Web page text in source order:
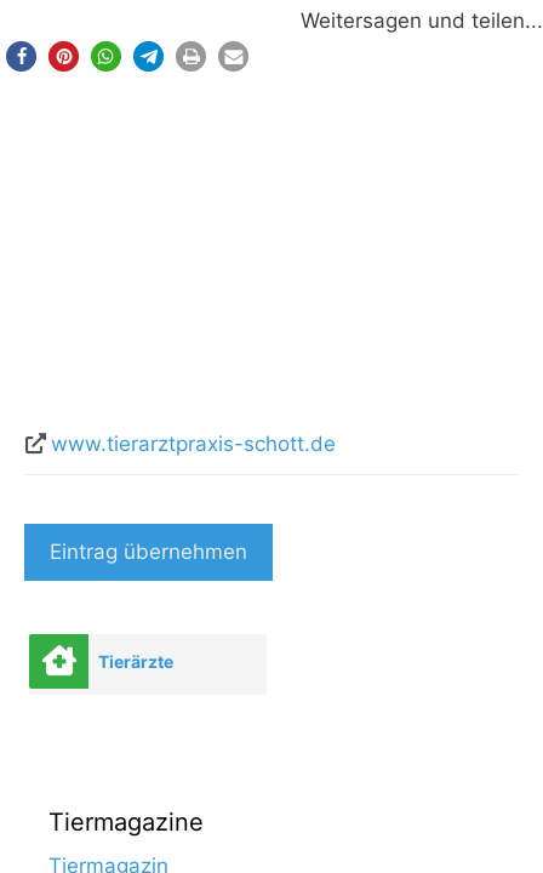
Weitersagen und teilen...
www.tierarztpraxis-schott.de
Eintrag übernehmen
Tierärzte
Tiermagazine
Tiermagazin